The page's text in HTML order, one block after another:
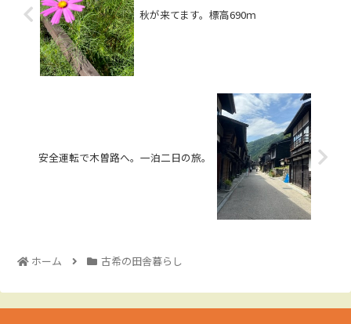
秋が来てます。標高690ｍ
安全運転で木曽路へ。一泊二日の旅。
ホーム 古希の田舎暮らし